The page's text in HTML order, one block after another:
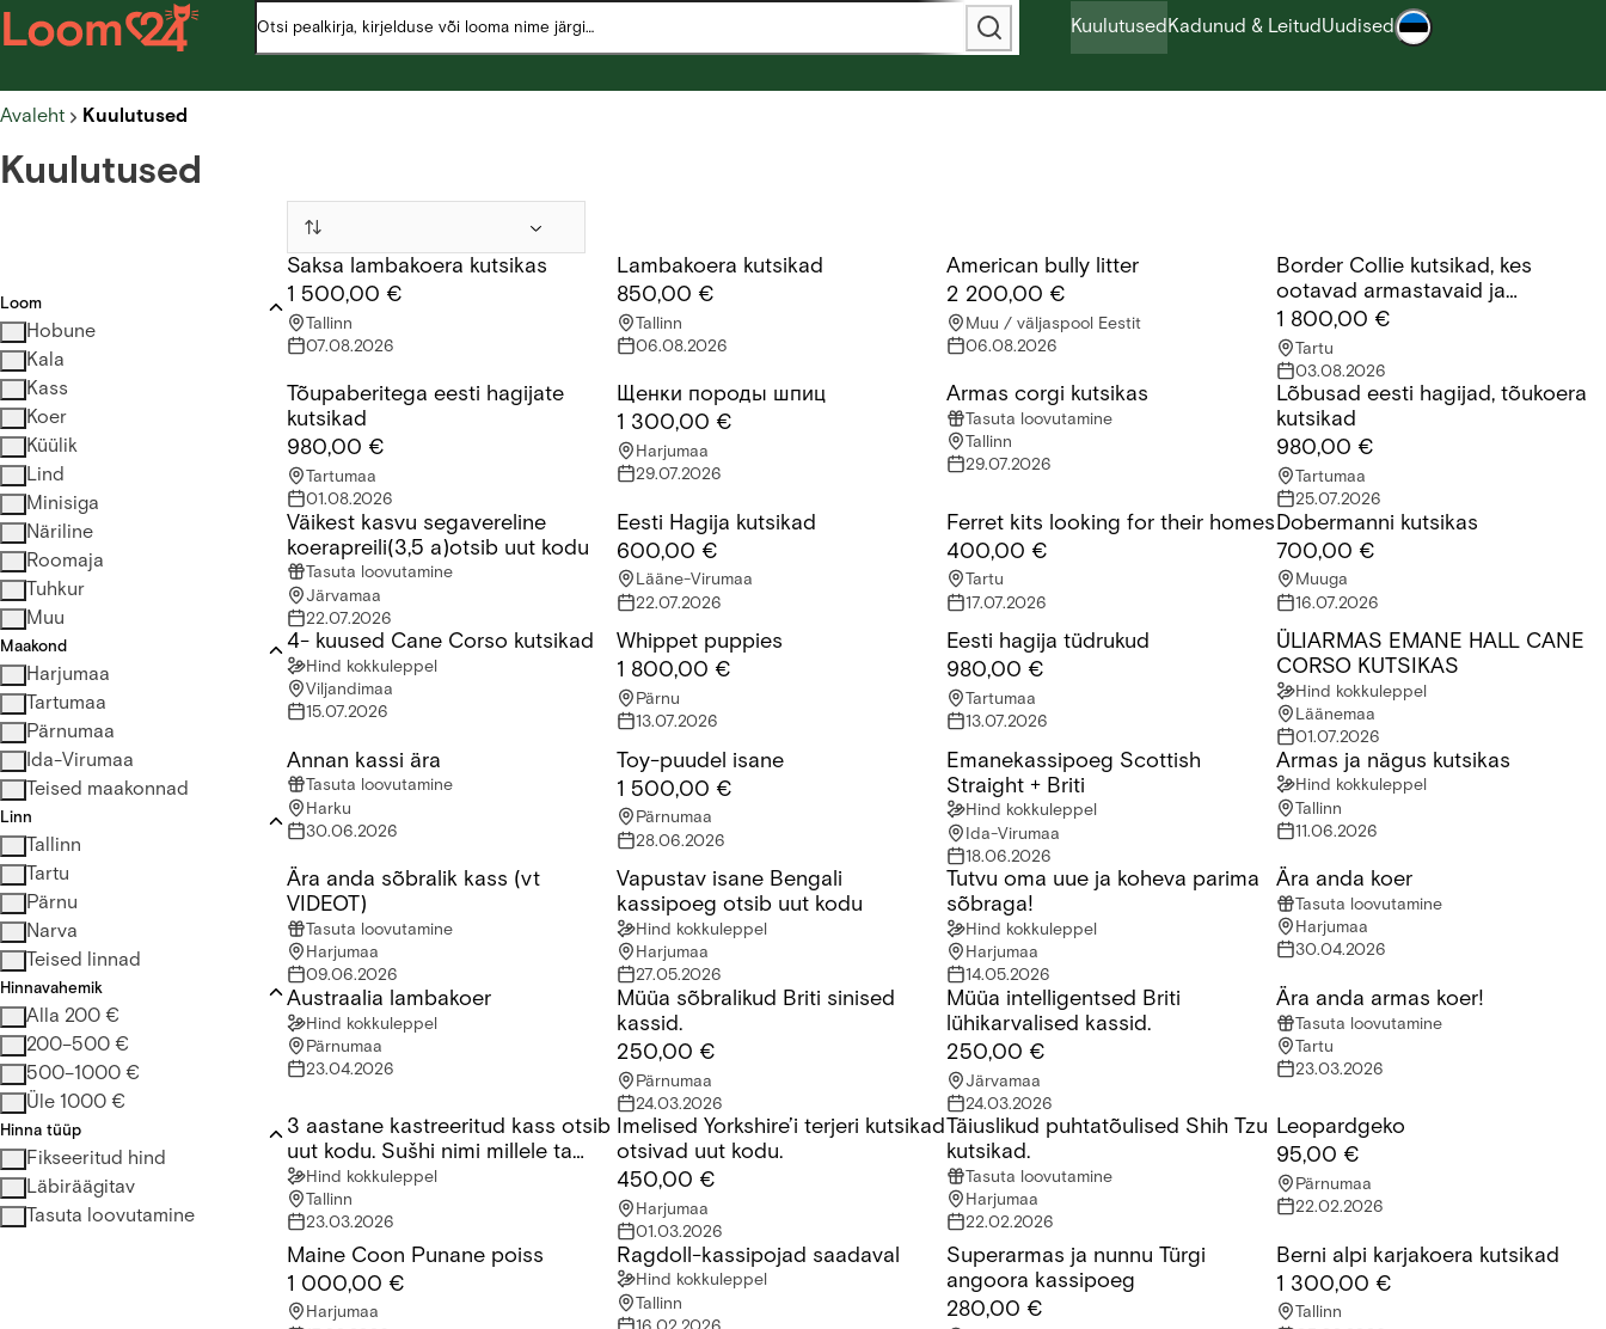
KuulutusedKadunud & LeitudUudised
Avaleht Kuulutused
Kuulutused
Loom
Hobune
Kala
Kass
Koer
Küülik
Lind
Minisiga
Näriline
Roomaja
Tuhkur
Muu
Maakond
Harjumaa
Tartumaa
Pärnumaa
Ida-Virumaa
Teised maakonnad
Linn
Tallinn
Tartu
Pärnu
Narva
Teised linnad
Hinnavahemik
Alla 200 €
200–500 €
500–1000 €
Üle 1000 €
Hinna tüüp
Fikseeritud hind
Läbiräägitav
Tasuta loovutamine
Saksa lambakoera kutsikas
Saksa lambakoera kutsikas
1 500,00 €
Tallinn
07.08.2026
Lambakoera kutsikad
Lambakoera kutsikad
850,00 €
Tallinn
06.08.2026
American bully litter
American bully litter
2 200,00 €
Muu / väljaspool Eestit
06.08.2026
Border Collie kutsikad, kes ootavad
Border Collie kutsikad, kes
ootavad armastavaid ja
vastutustundlikke peresid.
1 800,00 €
Tartu
03.08.2026
Tõupaberitega eesti hagijate kutsikad
Tõupaberitega eesti hagijate
kutsikad
980,00 €
Tartumaa
01.08.2026
Щенки породы шпиц
Щенки породы шпиц
1 300,00 €
Harjumaa
29.07.2026
Armas corgi kutsikas
Armas corgi kutsikas
Tasuta loovutamine
Tallinn
29.07.2026
Lõbusad eesti hagijad, tõukoera
Lõbusad eesti hagijad, tõukoera
kutsikad
980,00 €
Tartumaa
25.07.2026
Väikest kasvu segavereline koerapreili(3,5 a)otsib uut kodu
Väikest kasvu segavereline
koerapreili(3,5 a)otsib uut kodu
Tasuta loovutamine
Järvamaa
22.07.2026
Eesti Hagija kutsikad
Eesti Hagija kutsikad
600,00 €
Lääne-Virumaa
22.07.2026
Ferret kits looking for their homes
Ferret kits looking for their homes
400,00 €
Tartu
17.07.2026
Dobermanni kutsikas
Dobermanni kutsikas
700,00 €
Muuga
16.07.2026
4- kuused Cane Corso kutsikad
4- kuused Cane Corso kutsikad
Hind kokkuleppel
Viljandimaa
15.07.2026
Whippet puppies
Whippet puppies
1 800,00 €
Pärnu
13.07.2026
Eesti hagija tüdrukud
Eesti hagija tüdrukud
980,00 €
Tartumaa
13.07.2026
ÜLIARMAS EMANE HALL CANE
ÜLIARMAS EMANE HALL CANE
CORSO KUTSIKAS
Hind kokkuleppel
Läänemaa
01.07.2026
Annan kassi ära
Annan kassi ära
Tasuta loovutamine
Harku
30.06.2026
Toy-puudel isane
Toy-puudel isane
1 500,00 €
Pärnumaa
28.06.2026
Emanekassipoeg Scottish Straight + Briti
Emanekassipoeg Scottish
Straight + Briti
Hind kokkuleppel
Ida-Virumaa
18.06.2026
Armas ja nägus kutsikas
Armas ja nägus kutsikas
Hind kokkuleppel
Tallinn
11.06.2026
Ära anda sõbralik kass (vt VIDEOT)
Ära anda sõbralik kass (vt
VIDEOT)
Tasuta loovutamine
Harjumaa
09.06.2026
Vapustav isane Bengali kassipoeg otsib uut kodu
Vapustav isane Bengali
kassipoeg otsib uut kodu
Hind kokkuleppel
Harjumaa
27.05.2026
Tutvu oma uue ja koheva parima sõbraga!
Tutvu oma uue ja koheva parima
sõbraga!
Hind kokkuleppel
Harjumaa
14.05.2026
Ära anda koer
Ära anda koer
Tasuta loovutamine
Harjumaa
30.04.2026
Austraalia lambakoer
Austraalia lambakoer
Hind kokkuleppel
Pärnumaa
23.04.2026
Müüa sõbralikud Briti sinised kassid.
Müüa sõbralikud Briti sinised
kassid.
250,00 €
Pärnumaa
24.03.2026
Müüa intelligentsed Briti lühikarvalised kassid.
Müüa intelligentsed Briti
lühikarvalised kassid.
250,00 €
Järvamaa
24.03.2026
Ära anda armas koer!
Ära anda armas koer!
Tasuta loovutamine
Tartu
23.03.2026
3 aastane kastreeritud kass otsib uut kodu. Sušhi nimi millele ta reageerib
3 aastane kastreeritud kass otsib
uut kodu. Sušhi nimi millele ta
reageerib
Hind kokkuleppel
Tallinn
23.03.2026
Imelised Yorkshire’i terjeri kutsikad otsivad uut kodu.
Imelised Yorkshire’i terjeri kutsikad
otsivad uut kodu.
450,00 €
Harjumaa
01.03.2026
Täiuslikud puhtatõulised Shih Tzu kutsikad.
Täiuslikud puhtatõulised Shih Tzu
kutsikad.
Tasuta loovutamine
Harjumaa
22.02.2026
Leopardgeko
Leopardgeko
95,00 €
Pärnumaa
22.02.2026
Maine Coon Punane poiss
Maine Coon Punane poiss
1 000,00 €
Harjumaa
Ragdoll-kassipojad saadaval
Ragdoll-kassipojad saadaval
Hind kokkuleppel
Tallinn
Superarmas ja nunnu Türgi angoora kassipoeg
Superarmas ja nunnu Türgi
angoora kassipoeg
280,00 €
Berni alpi karjakoera kutsikad
Berni alpi karjakoera kutsikad
1 300,00 €
Tallinn